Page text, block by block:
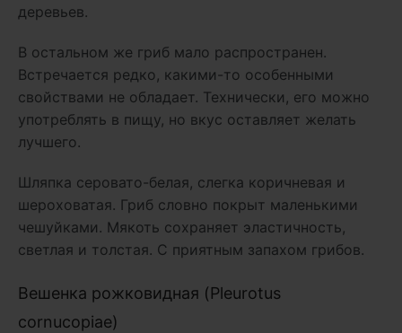
деревьев.
В остальном же гриб мало распространен.
Встречается редко, какими-то особенными
свойствами не обладает. Технически, его можно
употреблять в пищу, но вкус оставляет желать
лучшего.
Шляпка серовато-белая, слегка коричневая и
шероховатая. Гриб словно покрыт маленькими
чешуйками. Мякоть сохраняет эластичность,
светлая и толстая. С приятным запахом грибов.
Вешенка рожковидная (Pleurotus
cornucopiae)